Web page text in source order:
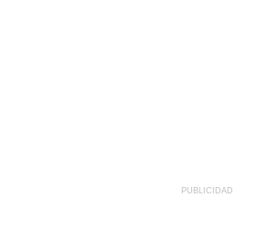
PUBLICIDAD